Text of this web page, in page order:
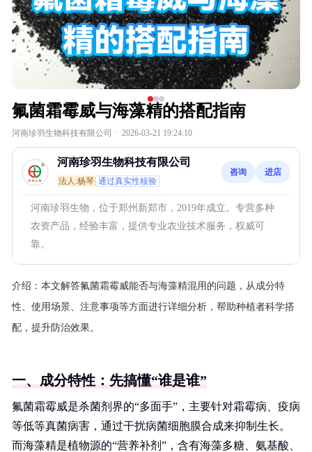
氟菌霜霉威与海藻精的搭配指南
河南珍羽生物科技有限公司 · 2026-03-21 19:24:10
河南珍羽生物科技有限公司
法人:杨琴 通过真实性核验
咨询 进店
河南珍羽生物，位于郑州新郑市，2019年成立。专营多种
农资产品，经验丰富，提供专业农业技术服务，权威可
靠。
介绍： 本文解答氟菌霜霉威能否与海藻精混用的问题，从成分特
性、使用场景、注意事项等方面进行详细分析，帮助种植者科学搭
配，提升防治效果。
一、成分特性：先搞懂“谁是谁”
氟菌霜霉威是杀菌剂界的“多面手”，主要针对霜霉病、疫病
等低等真菌病害，通过干扰病菌细胞膜合成来抑制生长。
而海藻精是植物源的“营养补剂”，含有海藻多糖、氨基酸、